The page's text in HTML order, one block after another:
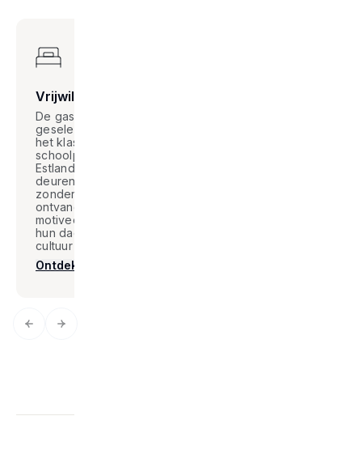
Vrijwillig gastgezin
De gastgezinnen die
geselecteerd zijn voor
het klassieke
schoolprogramma in
Estland openen de
deuren van hun huis
zonder iets in ruil te
ontvangen. Wat hen
motiveert? De wens om
hun dagelijks leven en
cultuur met jou te delen.
Ontdek meer
Previous slide
Next slide